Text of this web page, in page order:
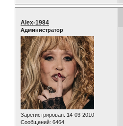
Alex-1984
Администратор
Зарегистрирован: 14-03-2010
Сообщений: 6464